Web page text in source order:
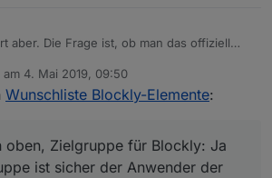
aber. Die Frage ist, ob man das offiziell
in den timeout/intervall Block
von oben, Zielgruppe für Blockly: Ja die
ist sicher der Anwender der nicht
SmartHome Themen sehr nützlich mit
am 4. Mai 2019, 09:50
von
Wunschliste Blockly-Elemente:
oben, Zielgruppe für Blockly: Ja
ist sicher der Anwender der